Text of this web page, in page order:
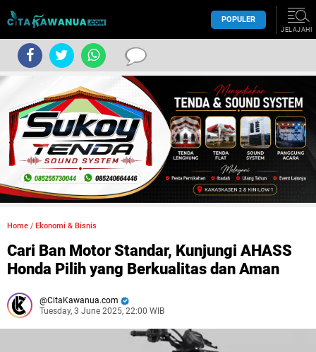
POPULER
JELAJAHI
Home / Ekonomi & Bisnis
Cari Ban Motor Standar, Kunjungi AHASS
Honda Pilih yang Berkualitas dan Aman
CitaKawanua.com
Tuesday, 3 June 2025, 22:00 WIB